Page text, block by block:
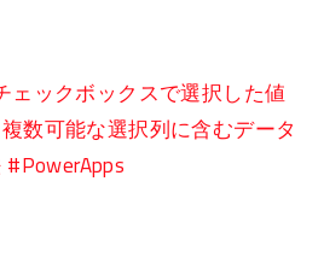
ェックボックスで選択した値
数可能な選択列に含むデータ